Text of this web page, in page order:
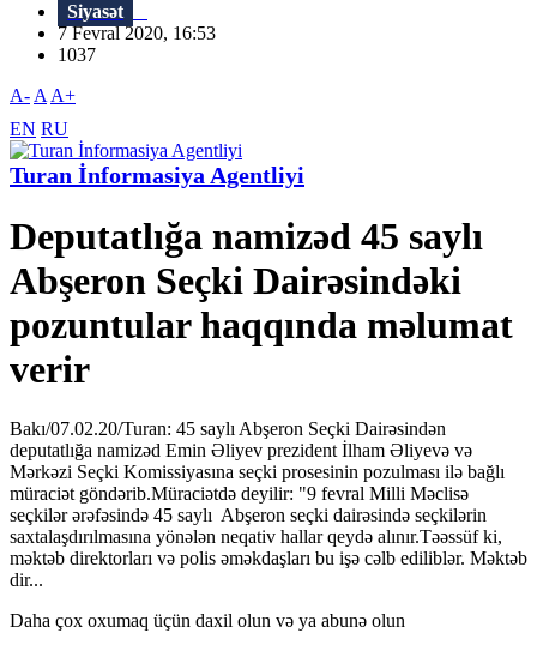
Siyasət
7 Fevral 2020, 16:53
1037
A- A A+
EN RU
Turan İnformasiya Agentliyi
Deputatlığa namizəd 45 saylı
Abşeron Seçki Dairəsindəki
pozuntular haqqında məlumat
verir
Bakı/07.02.20/Turan: 45 saylı Abşeron Seçki Dairəsindən
deputatlığa namizəd Emin Əliyev prezident İlham Əliyevə və
Mərkəzi Seçki Komissiyasına seçki prosesinin pozulması ilə bağlı
müraciət göndərib.Müraciətdə deyilir: "9 fevral Milli Məclisə
seçkilər ərəfəsində 45 saylı Abşeron seçki dairəsində seçkilərin
saxtalaşdırılmasına yönələn neqativ hallar qeydə alınır.Təəssüf ki,
məktəb direktorları və polis əməkdaşları bu işə cəlb ediliblər. Məktəb
dir...
Daha çox oxumaq üçün daxil olun və ya abunə olun